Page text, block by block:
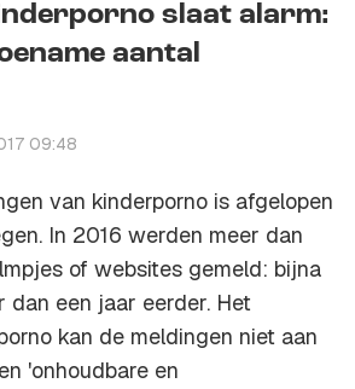
Kopieer link
slaat alarm:
aantal
09:48
van kinderporno is afgelopen
In 2016 werden meer dan
of websites gemeld: bijna
dan een jaar eerder. Het
kan de meldingen niet aan
'onhoudbare en